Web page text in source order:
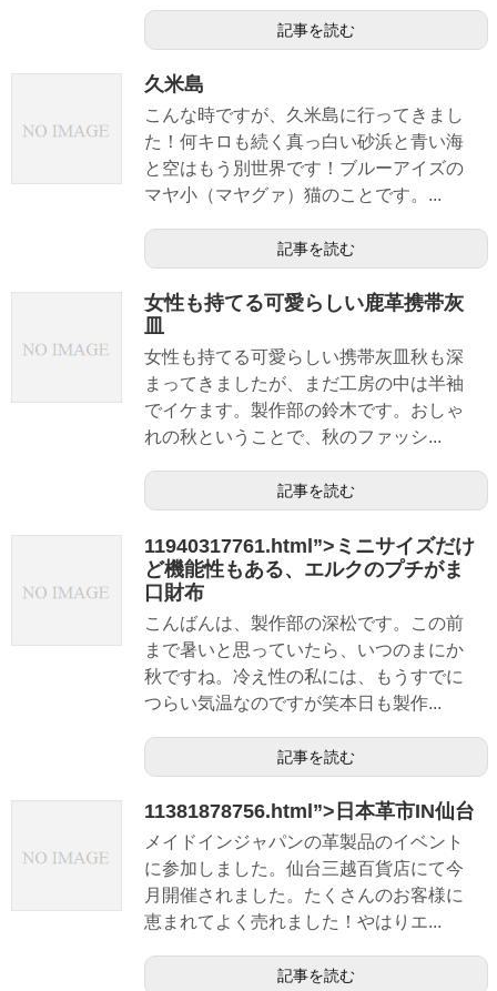
記事を読む
久米島
こんな時ですが、久米島に行ってきまし
た！何キロも続く真っ白い砂浜と青い海
と空はもう別世界です！ブルーアイズの
マヤ小（マヤグァ）猫のことです。...
記事を読む
女性も持てる可愛らしい鹿革携帯灰
皿
女性も持てる可愛らしい携帯灰皿秋も深
まってきましたが、まだ工房の中は半袖
でイケます。製作部の鈴木です。おしゃ
れの秋ということで、秋のファッシ...
記事を読む
11940317761.html”>ミニサイズだけ
ど機能性もある、エルクのプチがま
口財布
こんばんは、製作部の深松です。この前
まで暑いと思っていたら、いつのまにか
秋ですね。冷え性の私には、もうすでに
つらい気温なのですが笑本日も製作...
記事を読む
11381878756.html”>日本革市IN仙台
メイドインジャパンの革製品のイベント
に参加しました。仙台三越百貨店にて今
月開催されました。たくさんのお客様に
恵まれてよく売れました！やはりエ...
記事を読む